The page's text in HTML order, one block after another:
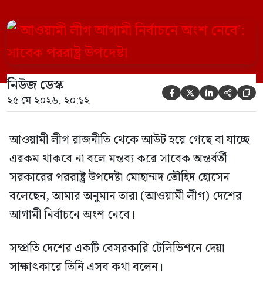
নির্বাচনে অংশ নেবে। সম্প্রতি দেশের একটি
বেসরকারি টেলিভিশনে দেয়া সাক্ষাৎকারে তিনি
এসব কথা বলেন। আওয়ামী লীগ সরকারের সময়
হওয়া অত্যাচার-নিপীড়ন মানুষ ভুলে যাবে এমন
[…]
নিউজ ডেস্ক
২৫ মে ২০২৬, ২০:১২     
আওয়ামী লীগ রাজনীতি থেকে আউট হয়ে গেছে বা যাচ্ছে
এরকম থাকবে না বলে মন্তব্য করে সাবেক অন্তর্বর্তী
সরকারের পররাষ্ট্র উপদেষ্টা মোহাম্মদ তৌহিদ হোসেন
বলেছেন, আমার অনুমান তারা (আওয়ামী লীগ) দেশের
আগামী নির্বাচনে অংশ নেবে।
সম্প্রতি দেশের একটি বেসরকারি টেলিভিশনে দেয়া
সাক্ষাৎকারে তিনি এসব কথা বলেন।